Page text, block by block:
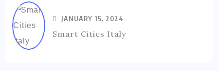
JANUARY 15, 2024
Smart Cities Italy